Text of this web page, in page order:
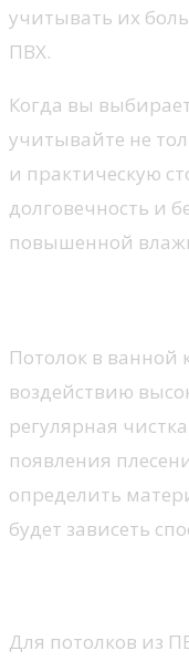
учитывать их
ПВХ.
Когда вы
учитывайте не
и практическую
долговечность и
повышенной
Потолок в ванной
воздействию
регулярная
появления
определить
будет зависеть
Для потолков из